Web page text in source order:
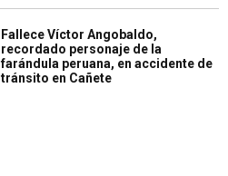
Fallece Víctor Angobaldo,
recordado personaje de la
farándula peruana, en accidente de
tránsito en Cañete